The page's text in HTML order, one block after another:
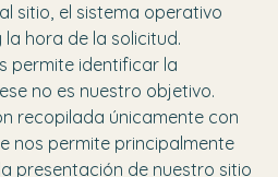
sitio, el sistema operativo
hora de la solicitud.
permite identificar la
no es nuestro objetivo.
recopilada únicamente con
nos permite principalmente
presentación de nuestro sitio